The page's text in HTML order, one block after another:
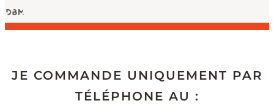
JE COMMANDE UNIQUEMENT PAR
TÉLÉPHONE AU :